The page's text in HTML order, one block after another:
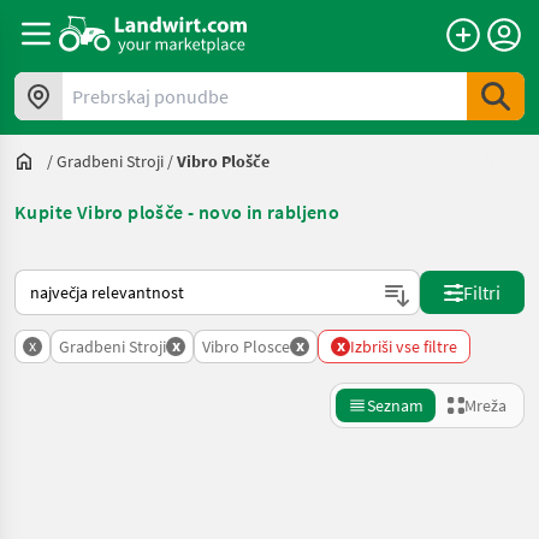
Prebrskaj ponudbe
/Gradbeni Stroji /Vibro Plošče
Kupite Vibro plošče - novo in rabljeno
Tako je razvrščeno na Landwirt.com
Filtri
x Gradbeni Stroji x Vibro Plosce x x Izbriši vse filtre
Seznam Mreža